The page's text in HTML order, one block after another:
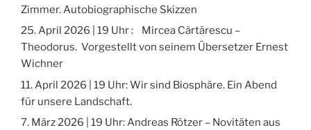
Zimmer. Autobiographische Skizzen
25. April 2026 | 19 Uhr : Mircea Cărtărescu –
Theodorus. Vorgestellt von seinem Übersetzer Ernest
Wichner
11. April 2026 | 19 Uhr: Wir sind Biosphäre. Ein Abend
für unsere Landschaft.
7. März 2026 | 19 Uhr: Andreas Rötzer – Novitäten aus